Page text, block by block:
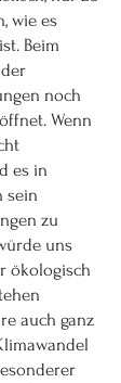
wie es
Beim
noch
Wenn
es in
sein
zu
uns
ökologisch
auch ganz